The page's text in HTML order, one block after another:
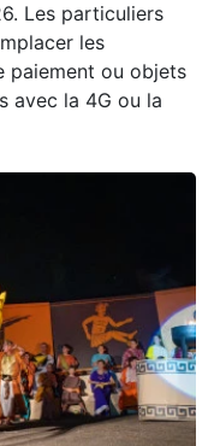
Les particuliers
les
paiement ou objets
avec la 4G ou la